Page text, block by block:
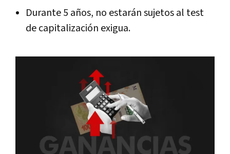
Durante 5 años, no estarán sujetos al test
de capitalización exigua.